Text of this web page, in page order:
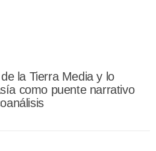
la Tierra Media y lo
como puente narrativo